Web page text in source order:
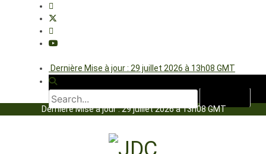
Dernière Mise à jour : 29 juillet 2026 à 13h08 GMT
Dernière Mise à jour : 29 juillet 2026 à 13h08 GMT